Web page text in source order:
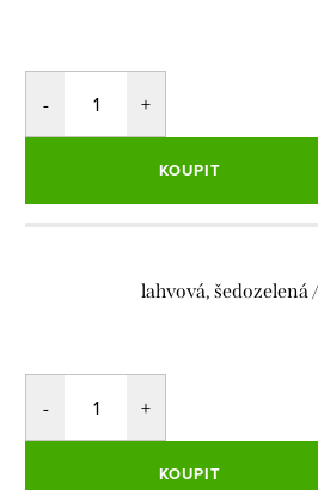
KOUPIT
lahvová, šedozelená
KOUPIT